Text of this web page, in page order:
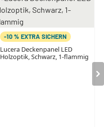
-10 % EXTRA SICHERN
Lucera Deckenpanel LED
Holzoptik, Schwarz, 1-flammig